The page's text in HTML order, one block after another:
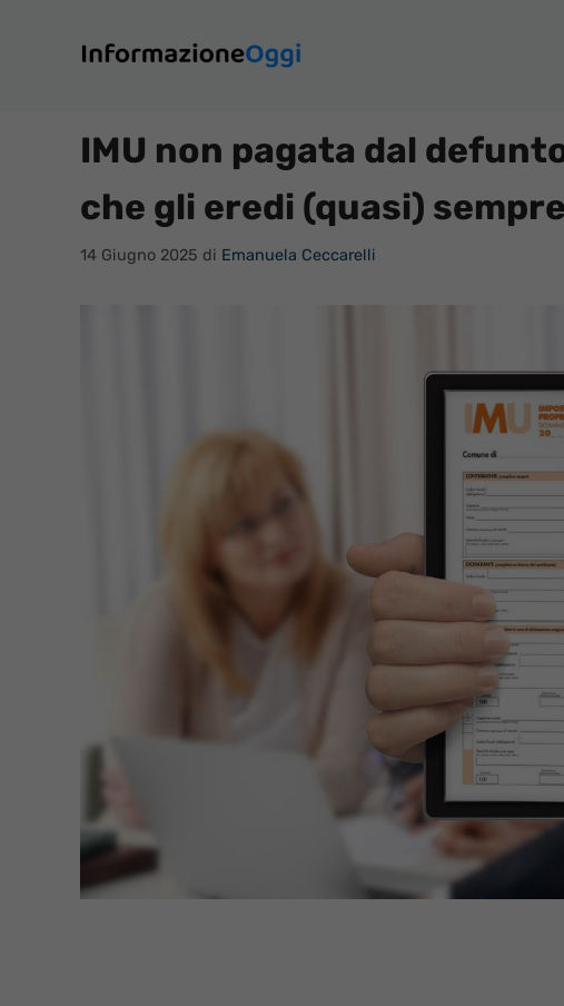
contenuto
IMU non pagata dal
che gli eredi (quasi)
14 Giugno 2025 di Emanuela Ceccarelli